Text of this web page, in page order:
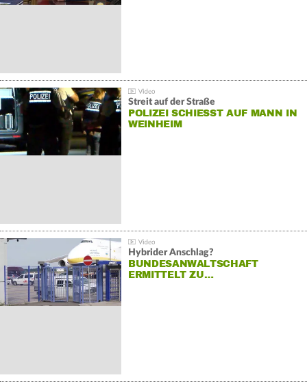
Streit auf der Straße
POLIZEI SCHIESST AUF MANN IN W
EINHEIM
Hybrider Anschlag?
BUNDESANWALTSCHAFT
ERMITTELT ZU…